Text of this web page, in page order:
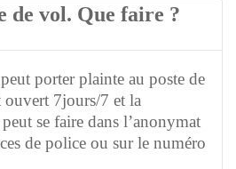
de vol. Que faire ?
porter plainte au poste de
ouvert 7jours/7 et la
se faire dans l’anonymat
de police ou sur le numéro